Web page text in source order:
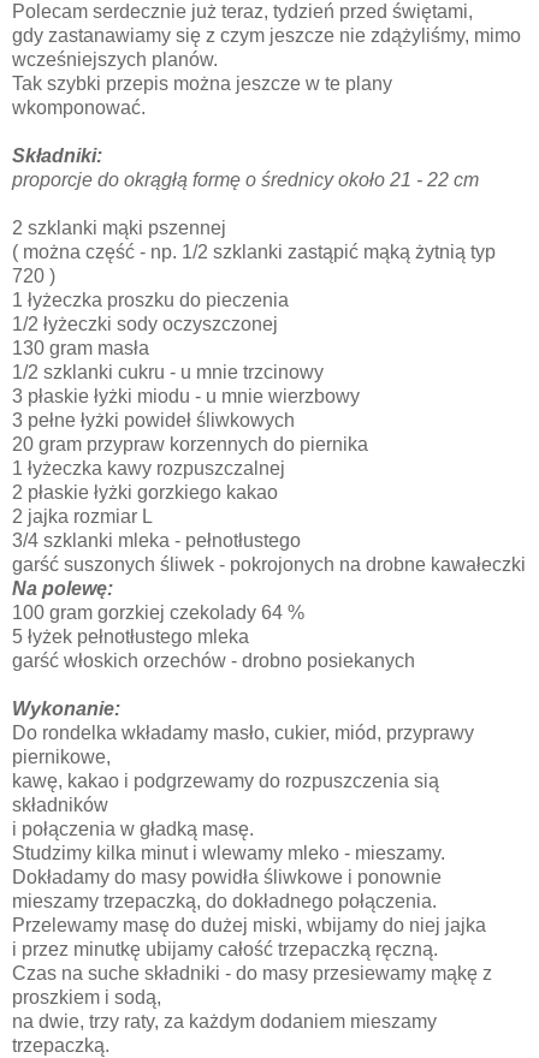
Polecam serdecznie już teraz, tydzień przed świętami,
gdy zastanawiamy się z czym jeszcze nie zdążyliśmy, mimo
wcześniejszych planów.
Tak szybki przepis można jeszcze w te plany
wkomponować.
Składniki:
proporcje do okrągłą formę o średnicy około 21 - 22 cm
2 szklanki mąki pszennej
( można część - np. 1/2 szklanki zastąpić mąką żytnią typ
720 )
1 łyżeczka proszku do pieczenia
1/2 łyżeczki sody oczyszczonej
130 gram masła
1/2 szklanki cukru - u mnie trzcinowy
3 płaskie łyżki miodu - u mnie wierzbowy
3 pełne łyżki powideł śliwkowych
20 gram przypraw korzennych do piernika
1 łyżeczka kawy rozpuszczalnej
2 płaskie łyżki gorzkiego kakao
2 jajka rozmiar L
3/4 szklanki mleka - pełnotłustego
garść suszonych śliwek - pokrojonych na drobne kawałeczki
Na polewę:
100 gram gorzkiej czekolady 64 %
5 łyżek pełnotłustego mleka
garść włoskich orzechów - drobno posiekanych
Wykonanie:
Do rondelka wkładamy masło, cukier, miód, przyprawy
piernikowe,
kawę, kakao i podgrzewamy do rozpuszczenia sią
składników
i połączenia w gładką masę.
Studzimy kilka minut i wlewamy mleko - mieszamy.
Dokładamy do masy powidła śliwkowe i ponownie
mieszamy trzepaczką, do dokładnego połączenia.
Przelewamy masę do dużej miski, wbijamy do niej jajka
i przez minutkę ubijamy całość trzepaczką ręczną.
Czas na suche składniki - do masy przesiewamy mąkę z
proszkiem i sodą,
na dwie, trzy raty, za każdym dodaniem mieszamy
trzepaczką.